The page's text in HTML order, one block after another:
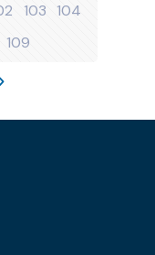
103 104
109